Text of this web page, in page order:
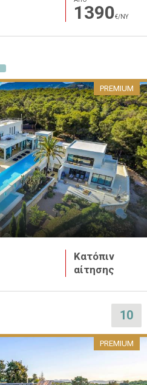
1390€/ΝΥ
PREMIUM
Κατόπιν
αίτησης
10
PREMIUM